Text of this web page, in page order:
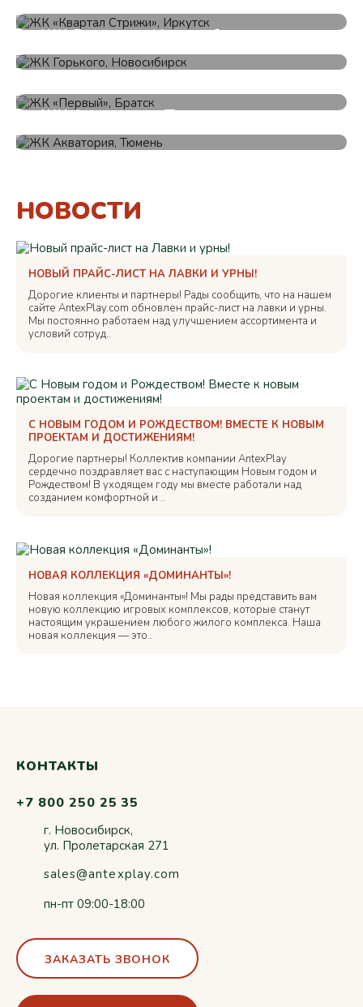
ЖК Горького, Новосибирск
ЖК «Первый», Братск
ЖК Акватория, Тюмень
НОВОСТИ
НОВЫЙ ПРАЙС-ЛИСТ НА ЛАВКИ И УРНЫ!
Дорогие клиенты и партнеры! Рады сообщить, что на нашем
сайте AntexPlay.com обновлен прайс-лист на лавки и урны.
Мы постоянно работаем над улучшением ассортимента и
условий сотруд..
С НОВЫМ ГОДОМ И РОЖДЕСТВОМ! ВМЕСТЕ К НОВЫМ
ПРОЕКТАМ И ДОСТИЖЕНИЯМ!
Дорогие партнеры! Коллектив компании AntexPlay
сердечно поздравляет вас с наступающим Новым годом и
Рождеством! В уходящем году мы вместе работали над
созданием комфортной и ..
НОВАЯ КОЛЛЕКЦИЯ «ДОМИНАНТЫ»!
Новая коллекция «Доминанты»! Мы рады представить вам
новую коллекцию игровых комплексов, которые станут
настоящим украшением любого жилого комплекса. Наша
новая коллекция — это..
КОНТАКТЫ
+7 800 250 25 35
г. Новосибирск,
ул. Пролетарская 271
sales@antexplay.com
пн-пт 09:00-18:00
ЗАКАЗАТЬ ЗВОНОК